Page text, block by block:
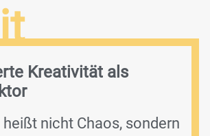
Kreativität als
nicht Chaos, sondern